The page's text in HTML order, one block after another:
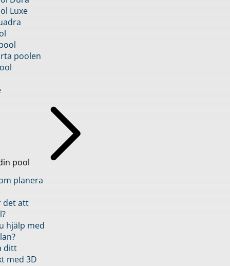
Luxe
poolen
pool
planera
det att
hjälp med
ditt
med 3D